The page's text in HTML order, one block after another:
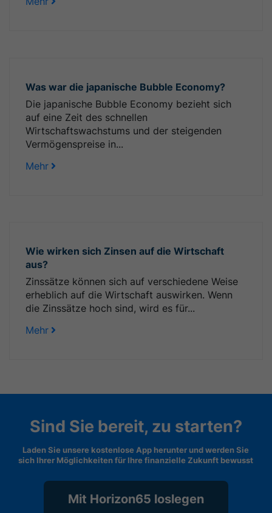
Was war die japanische Bubble Economy?
Die japanische Bubble Economy bezieht sich
auf eine Zeit des schnellen
Wirtschaftswachstums und der steigenden
Vermögenspreise in...
Mehr
Wie wirken sich Zinsen auf die Wirtschaft
aus?
Zinssätze können sich auf verschiedene Weise
erheblich auf die Wirtschaft auswirken. Wenn
die Zinssätze hoch sind, wird es für...
Mehr
Sind Sie bereit, zu starten?
Laden Sie unsere kostenlose App herunter und werden Sie
sich Ihrer Möglichkeiten für Ihre finanzielle Zukunft bewusst
Mit Horizon65 loslegen